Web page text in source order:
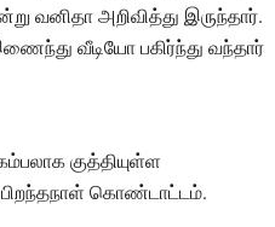
வனிதா அறிவித்து இருந்தார்.
வீடியோ பகிர்ந்து வந்தார்